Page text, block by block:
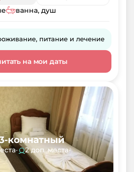
ванна, душ
питание и лечение
на мои даты
комнатный
• 2 доп. места•